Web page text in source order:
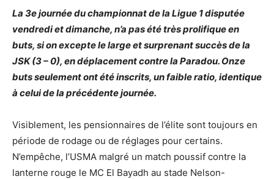
La 3e journée du championnat de la Ligue 1 disputée
vendredi et dimanche, n’a pas été très prolifique en
buts, si on excepte le large et surprenant succès de la
JSK (3 – 0), en déplacement contre la Paradou. Onze
buts seulement ont été inscrits, un faible ratio, identique
à celui de la précédente journée.
Visiblement, les pensionnaires de l’élite sont toujours en
période de rodage ou de réglages pour certains.
N’empêche, l’USMA malgré un match poussif contre la
lanterne rouge le MC El Bayadh au stade Nelson-